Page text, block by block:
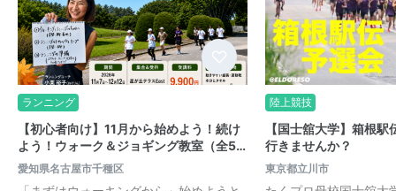
ランニング
【初心者向け】11月から始めよう！続け
よう！ウォーク＆ジョギング教室（全5…
愛知県名古屋市千種区
陸上競技
【国士舘大学】箱根
行きませんか？
東京都立川市